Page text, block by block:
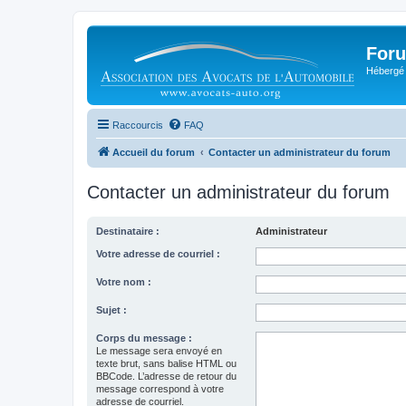
Raccourcis FAQ
Accueil du forum Contacter un administrateur du forum
Contacter un administrateur du forum
Destinataire : Administrateur
Votre adresse de courriel :
Votre nom :
Sujet :
Corps du message :
Le message sera envoyé en
texte brut, sans balise HTML ou
BBCode. L’adresse de retour du
message correspond à votre
adresse de courriel.